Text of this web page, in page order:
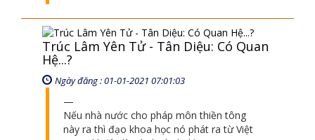
Nam thì đây là cái danh dự lớn
Xem thêm
Thiền Tông: Giải Mã Chữ Viết...!
Ngày đăng : 01-01-2021 07:01:56
Cái quyển Giáo Lý này do chính tay Đức